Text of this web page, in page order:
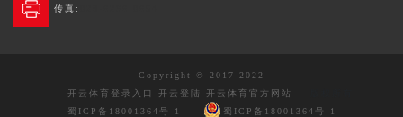
传真:
Copyright © 2017-2022
开云体育登录入口-开云登陆-开云体育官方网站
蜀ICP备18001364号-1
蜀ICP备18001364号-1